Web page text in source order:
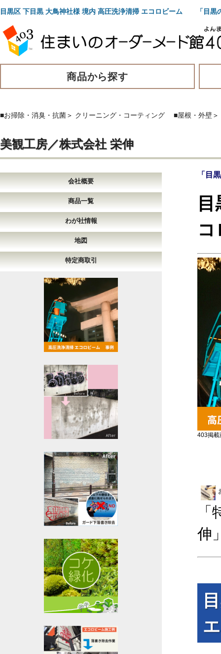
目黒区 下目黒 大鳥神社様 境内 高圧洗浄清掃 エコロビーム 「目黒
商品から探す
■お掃除・消臭・抗菌＞ クリーニング・コーティング ■屋根・外壁＞
美観工房／株式会社 栄伸
会社概要
商品一覧
わが社情報
地図
特定商取引
「目
403掲載
伸